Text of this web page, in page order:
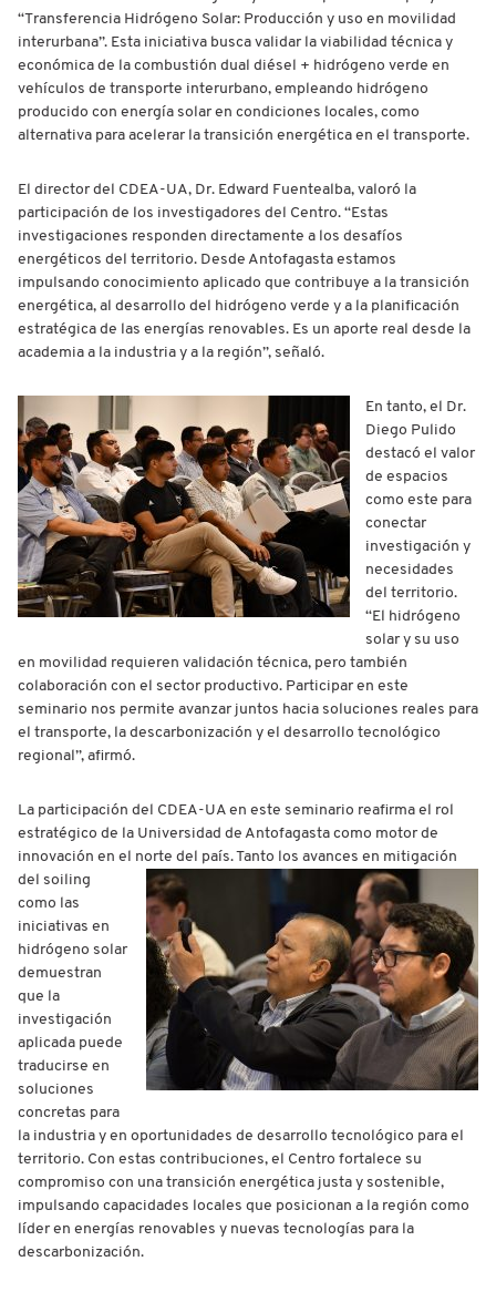
“Transferencia Hidrógeno Solar: Producción y uso en movilidad
interurbana”. Esta iniciativa busca validar la viabilidad técnica y
económica de la combustión dual diésel + hidrógeno verde en
vehículos de transporte interurbano, empleando hidrógeno
producido con energía solar en condiciones locales, como
alternativa para acelerar la transición energética en el transporte.
El director del CDEA-UA, Dr. Edward Fuentealba, valoró la
participación de los investigadores del Centro. “Estas
investigaciones responden directamente a los desafíos
energéticos del territorio. Desde Antofagasta estamos
impulsando conocimiento aplicado que contribuye a la transición
energética, al desarrollo del hidrógeno verde y a la planificación
estratégica de las energías renovables. Es un aporte real desde la
academia a la industria y a la región”, señaló.
En tanto, el Dr.
Diego Pulido
destacó el valor
de espacios
como este para
conectar
investigación y
necesidades
del territorio.
“El hidrógeno
solar y su uso
en movilidad requieren validación técnica, pero también
colaboración con el sector productivo. Participar en este
seminario nos permite avanzar juntos hacia soluciones reales para
el transporte, la descarbonización y el desarrollo tecnológico
regional”, afirmó.
La participación del CDEA-UA en este seminario reafirma el rol
estratégico de la Universidad de Antofagasta como motor de
innovación en el norte del país. Tanto los avances en mitigación
del soiling
como las
iniciativas en
hidrógeno solar
demuestran
que la
investigación
aplicada puede
traducirse en
soluciones
concretas para
la industria y en oportunidades de desarrollo tecnológico para el
territorio. Con estas contribuciones, el Centro fortalece su
compromiso con una transición energética justa y sostenible,
impulsando capacidades locales que posicionan a la región como
líder en energías renovables y nuevas tecnologías para la
descarbonización.